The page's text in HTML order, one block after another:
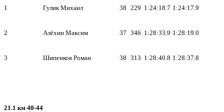
1 Гулик Михаил 38 229 1:24:18.7 1:24:17.9
2 Алёхин Максим 37 346 1:28:33.9 1:28:19.0
3 Шипенков Роман 38 313 1:28:40.8 1:28:37.8
21.1 км 40-44